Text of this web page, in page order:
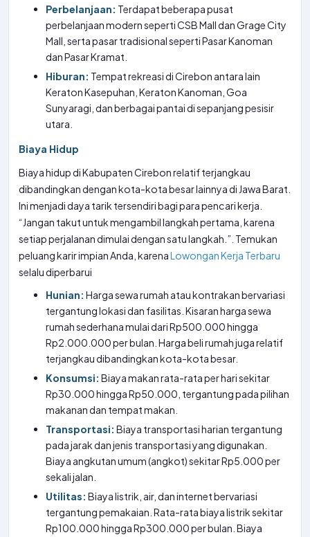
Perbelanjaan: Terdapat beberapa pusat
perbelanjaan modern seperti CSB Mall dan Grage City
Mall, serta pasar tradisional seperti Pasar Kanoman
dan Pasar Kramat.
Hiburan: Tempat rekreasi di Cirebon antara lain
Keraton Kasepuhan, Keraton Kanoman, Goa
Sunyaragi, dan berbagai pantai di sepanjang pesisir
utara.
Biaya Hidup
Biaya hidup di Kabupaten Cirebon relatif terjangkau
dibandingkan dengan kota-kota besar lainnya di Jawa Barat.
Ini menjadi daya tarik tersendiri bagi para pencari kerja.
“Jangan takut untuk mengambil langkah pertama, karena
setiap perjalanan dimulai dengan satu langkah.”. Temukan
peluang karir impian Anda, karenaLowongan Kerja Terbaru
selalu diperbarui
Hunian: Harga sewa rumah atau kontrakan bervariasi
tergantung lokasi dan fasilitas. Kisaran harga sewa
rumah sederhana mulai dari Rp500.000 hingga
Rp2.000.000 per bulan. Harga beli rumah juga relatif
terjangkau dibandingkan kota-kota besar.
Konsumsi: Biaya makan rata-rata per hari sekitar
Rp30.000 hingga Rp50.000, tergantung pada pilihan
makanan dan tempat makan.
Transportasi: Biaya transportasi harian tergantung
pada jarak dan jenis transportasi yang digunakan.
Biaya angkutan umum (angkot) sekitar Rp5.000 per
sekali jalan.
Utilitas: Biaya listrik, air, dan internet bervariasi
tergantung pemakaian. Rata-rata biaya listrik sekitar
Rp100.000 hingga Rp300.000 per bulan. Biaya